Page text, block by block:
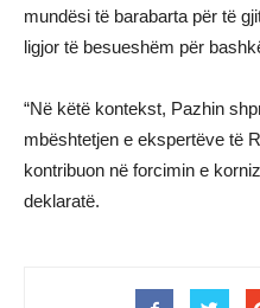
mundësi të barabarta për të
ligjor të besueshëm për
“Në këtë kontekst, Pazhin
mbështetjen e ekspertëve të
kontribuon në forcimin e
deklaratë.